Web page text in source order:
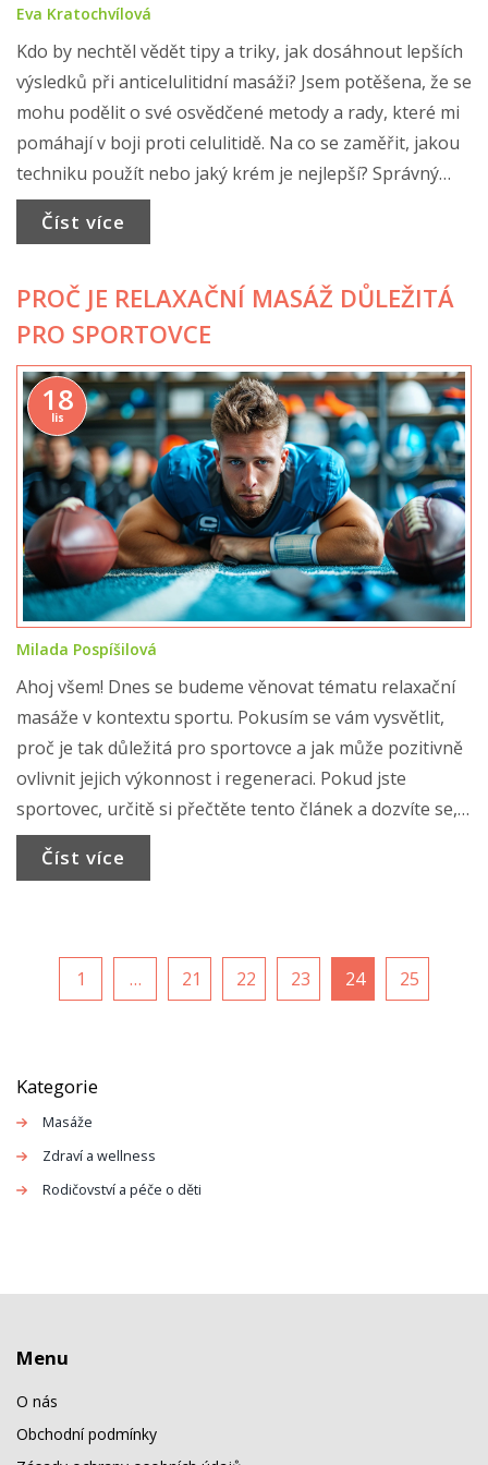
Eva Kratochvílová
Kdo by nechtěl vědět tipy a triky, jak dosáhnout lepších
výsledků při anticelulitidní masáži? Jsem potěšena, že se
mohu podělit o své osvědčené metody a rady, které mi
pomáhají v boji proti celulitidě. Na co se zaměřit, jakou
techniku použít nebo jaký krém je nejlepší? Správný
přístup a techniky mohou výsledky anticelulitidní
masáže výrazně zlepšit. Vydejte se se mnou na cestu za
Číst více
PROČ JE RELAXAČNÍ MASÁŽ DŮLEŽITÁ
PRO SPORTOVCE
18
lis
Milada Pospíšilová
Ahoj všem! Dnes se budeme věnovat tématu relaxační
masáže v kontextu sportu. Pokusím se vám vysvětlit,
proč je tak důležitá pro sportovce a jak může pozitivně
ovlivnit jejich výkonnost i regeneraci. Pokud jste
sportovec, určitě si přečtěte tento článek a dozvíte se,
jak si můžete pomocí masáže dopřát potřebný
odpočinek a obnovit své síly. Uvidíte, že masáže nejsou
Číst více
1 … 21 22 23 24 25
Kategorie
Masáže
Zdraví a wellness
Rodičovství a péče o děti
Menu
O nás
Obchodní podmínky